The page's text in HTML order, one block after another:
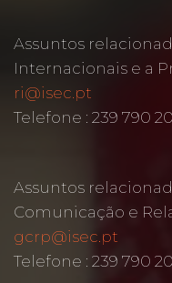
Assuntos
Internacionais e a
ri@isec.pt
Telefone : 239 790
Assuntos
Comunicação e
gcrp@isec.pt
Telefone : 239 790